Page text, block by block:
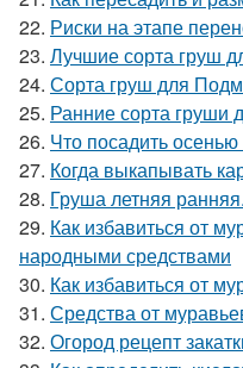
22. Риски на этапе
23. Лучшие сорта груш
24. Сорта груш для
25. Ранние сорта груши
26. Что посадить
27. Когда выкапывать
28. Груша летняя
29. Как избавиться от
народными средствами
30. Как избавиться от
31. Средства от
32. Огород рецепт